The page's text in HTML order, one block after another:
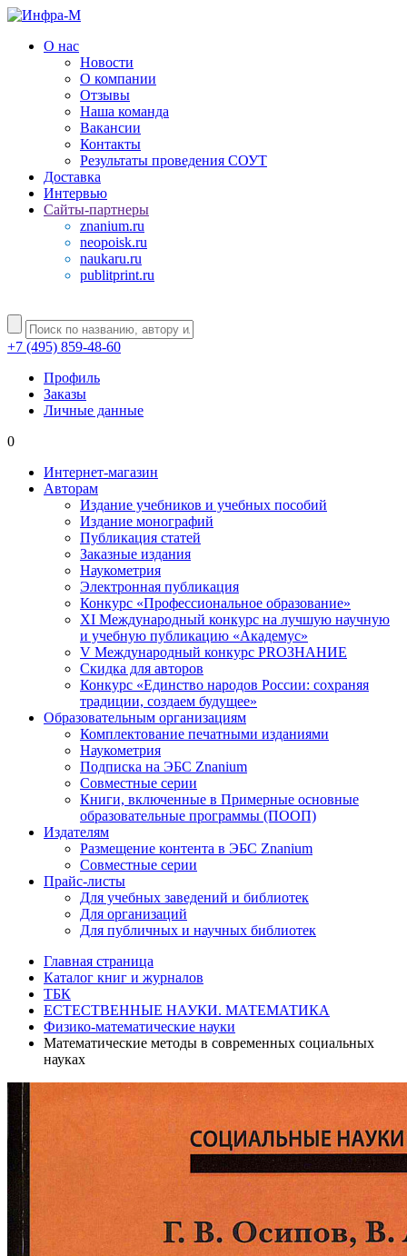
О нас
Новости
О компании
Отзывы
Наша команда
Вакансии
Контакты
Результаты проведения СОУТ
Доставка
Интервью
Сайты-партнеры
znanium.ru
neopoisk.ru
naukaru.ru
publitprint.ru
+7 (495) 859-48-60
Профиль
Заказы
Личные данные
0
Интернет-магазин
Авторам
Издание учебников и учебных пособий
Издание монографий
Публикация статей
Заказные издания
Наукометрия
Электронная публикация
Конкурс «Профессиональное образование»
XI Международный конкурс на лучшую научную
и учебную публикацию «Академус»
V Международный конкурс PROЗНАНИЕ
Скидка для авторов
Конкурс «Единство народов России: сохраняя
традиции, создаем будущее»
Образовательным организациям
Комплектование печатными изданиями
Наукометрия
Подписка на ЭБС Znanium
Совместные серии
Книги, включенные в Примерные основные
образовательные программы (ПООП)
Издателям
Размещение контента в ЭБС Znanium
Совместные серии
Прайс-листы
Для учебных заведений и библиотек
Для организаций
Для публичных и научных библиотек
Главная страница
Каталог книг и журналов
ТБК
ЕСТЕСТВЕННЫЕ НАУКИ. МАТЕМАТИКА
Физико-математические науки
Математические методы в современных социальных
науках